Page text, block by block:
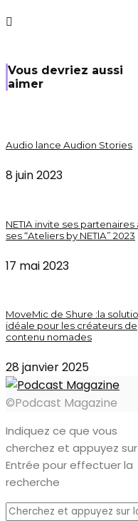
Vous devriez aussi
aimer
Audio lance Audion Stories
8 juin 2023
NETIA invite ses partenaires
ses “Ateliers by NETIA” 2023
17 mai 2023
MoveMic de Shure :la
idéale pour les créateurs de
contenu nomades
28 janvier 2025
©Podcast Magazine
Indiquez ce que vous
cherchez et appuyez sur
Entrée pour effectuer la
recherche